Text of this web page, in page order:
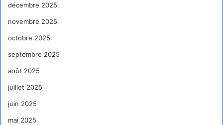
décembre 2025
novembre 2025
octobre 2025
septembre 2025
août 2025
juillet 2025
juin 2025
mai 2025